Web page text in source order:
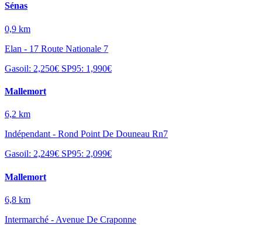
Sénas
0,9 km
Elan - 17 Route Nationale 7
Gasoil: 2,250€ SP95: 1,990€
Mallemort
6,2 km
Indépendant - Rond Point De Douneau Rn7
Gasoil: 2,249€ SP95: 2,099€
Mallemort
6,8 km
Intermarché - Avenue De Craponne